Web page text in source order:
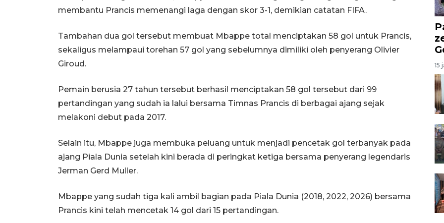
membantu Prancis memenangi laga dengan skor 3-1, demikian catatan FIFA.
Tambahan dua gol tersebut membuat Mbappe total menciptakan 58 gol untuk Prancis,
sekaligus melampaui torehan 57 gol yang sebelumnya dimiliki oleh penyerang Olivier
Giroud.
Pemain berusia 27 tahun tersebut berhasil menciptakan 58 gol tersebut dari 99
pertandingan yang sudah ia lalui bersama Timnas Prancis di berbagai ajang sejak
melakoni debut pada 2017.
Selain itu, Mbappe juga membuka peluang untuk menjadi pencetak gol terbanyak pada
ajang Piala Dunia setelah kini berada di peringkat ketiga bersama penyerang legendaris
Jerman Gerd Muller.
Mbappe yang sudah tiga kali ambil bagian pada Piala Dunia (2018, 2022, 2026) bersama
Prancis kini telah mencetak 14 gol dari 15 pertandingan.
15